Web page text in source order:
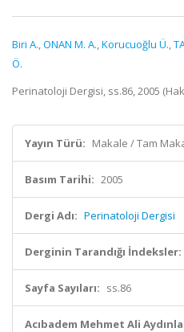
Biri A.,ONAN M. A.,Korucuoğlu Ü.,
Ö.
Perinatoloji Dergisi, ss.86, 2005
Yayın Türü: Makale / Tam
Basım Tarihi: 2005
Dergi Adı: Perinatoloji Dergisi
Derginin Tarandığı İndeksler:
Sayfa Sayıları: ss.86
Acıbadem Mehmet Ali